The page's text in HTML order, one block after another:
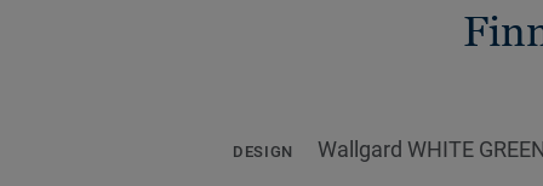
DESIGN Wallgard WHITE